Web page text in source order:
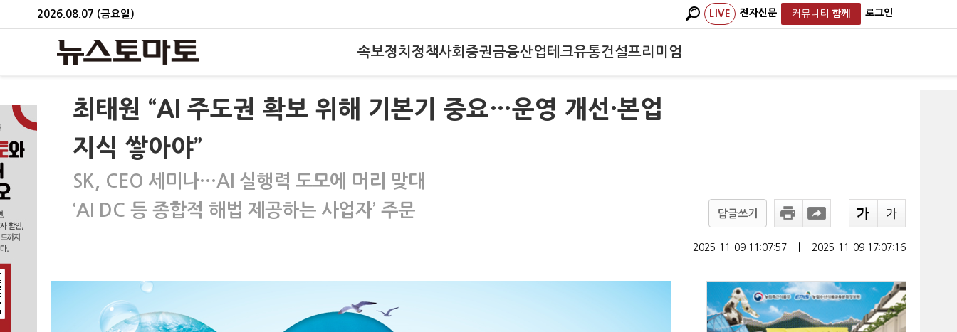
2026.08.07 (금요일) LIVE 전자신문 커뮤니티 함께 로그인
속보정치 정책사회 증권금융산업테크유통건설프리미엄
최태원 “AI 주도권 확보 위해 기본기 중요…운영 개선·본업
지식 쌓아야”
SK, CEO 세미나…AI 실행력 도모에 머리 맞대
‘AI DC 등 종합적 해법 제공하는 사업자’ 주문
답글쓰기
2025-11-09 11:07:57 2025-11-09 17:07:16